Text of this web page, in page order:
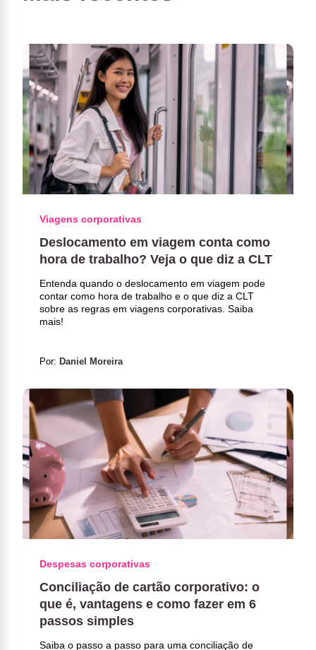
Viagens corporativas
Deslocamento em viagem conta como
hora de trabalho​? Veja o que diz a CLT
Entenda quando o deslocamento em viagem pode
contar como hora de trabalho e o que diz a CLT
sobre as regras em viagens corporativas. Saiba
mais!
Por: Daniel Moreira
Despesas corporativas
Conciliação de cartão corporativo: o
que é, vantagens e como fazer em 6
passos simples
Saiba o passo a passo para uma conciliação de